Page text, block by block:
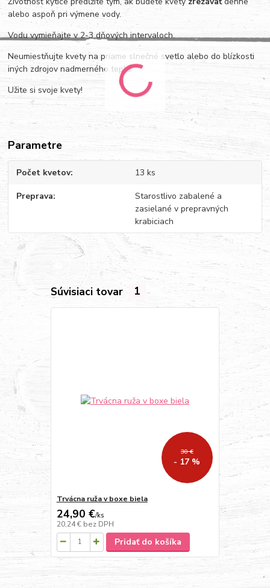
alebo aspoň pri výmene vody.
Vodu vymieňajte v 2-3 dňových intervaloch.
Neumiestňujte kvety na priame slnečné svetlo alebo do blízkosti
iných zdrojov nadmerného tepla.
Užite si svoje kvety!
Parametre
Počet kvetov 13 ks
Preprava
Starostlivo zabalené a
zasielané v prepravných
krabiciach
Súvisiaci tovar 1
30 €
- 17 %
Trvácna ruža v boxe biela
24,90 €/ks
20,24 € bez DPH
Pridať do košíka